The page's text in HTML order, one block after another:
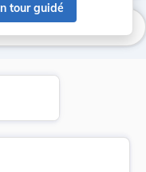
tour guidé